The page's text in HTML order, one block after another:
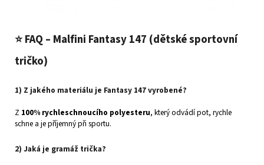
⭐FAQ – Malfini Fantasy 147 (dětské sportovní
tričko)
1) Z jakého materiálu je Fantasy 147 vyrobené?
Z 100% rychleschnoucího polyesteru, který odvádí pot, rychle
schne a je příjemný při sportu.
2) Jaká je gramáž trička?